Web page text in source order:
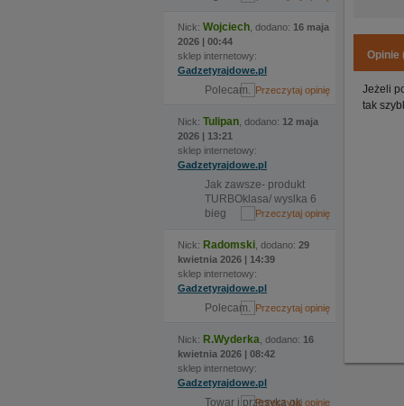
Nick: Wojciech , dodano: 16 maja
2026 | 00:44
sklep internetowy:
Gadzetyrajdowe.pl
Polecam.
Nick: Tulipan , dodano: 12 maja
2026 | 13:21
sklep internetowy:
Gadzetyrajdowe.pl
Jak zawsze- produkt
TURBOklasa/ wyslka 6
bieg
Nick: Radomski , dodano: 29
kwietnia 2026 | 14:39
sklep internetowy:
Gadzetyrajdowe.pl
Polecam.
Nick: R.Wyderka , dodano: 16
kwietnia 2026 | 08:42
sklep internetowy:
Gadzetyrajdowe.pl
Towar i przesyka ok
Opinie
Jeżeli
tak